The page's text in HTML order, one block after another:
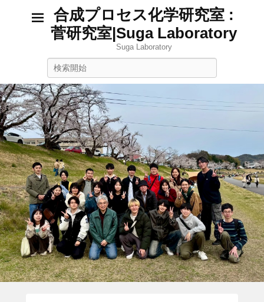
合成プロセス化学研究室 :
菅研究室|Suga Laboratory
Suga Laboratory